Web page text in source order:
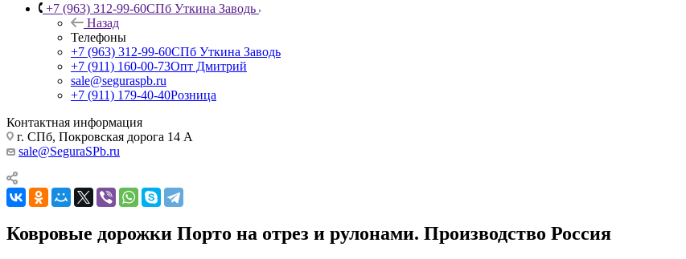
+7 (963) 312-99-60СПб Уткина Заводь
Назад
Телефоны
+7 (963) 312-99-60СПб Уткина Заводь
+7 (911) 160-00-73Опт Дмитрий
sale@seguraspb.ru
+7 (911) 179-40-40Розница
Контактная информация
г. СПб, Покровская дорога 14 А
sale@SeguraSPb.ru
Ковровые дорожки Порто на отрез и рулонами. Производство Россия